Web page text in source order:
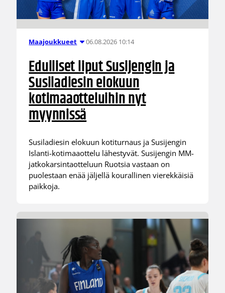
Maajoukkueet 06.08.2026 10:14
Edulliset liput Susijengin ja
Susiladiesin elokuun
kotimaaotteluihin nyt
myynnissä
Susiladiesin elokuun kotiturnaus ja Susijengin
Islanti-kotimaaottelu lähestyvät. Susijengin MM-
jatkokarsintaotteluun Ruotsia vastaan on
puolestaan enää jäljellä kourallinen vierekkäisiä
paikkoja.